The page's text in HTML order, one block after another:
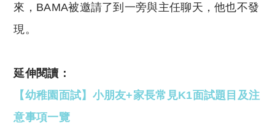
來，BAMA被邀請了到一旁與主任聊天，他也不發
現。
延伸閱讀：
【幼稚園面試】小朋友+家長常見K1面試題目及注
意事項一覽